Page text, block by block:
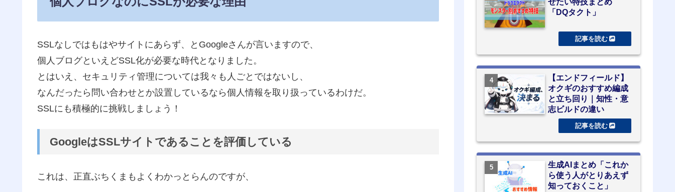
SSLなしではもはやサイトにあらず、とGoogleさんが言いますので、
個人ブログといえどSSL化が必要な時代となりました。
とはいえ、セキュリティ管理については我々も人ごとではないし、
なんだったら問い合わせとか設置しているなら個人情報を取り扱っているわけだ。
SSLにも積極的に挑戦しましょう！
GoogleはSSLサイトであることを評価している
これは、正直ぶちくまもよくわかっとらんのですが、
「DQタクト」
【エンドフィールド】
オクギのおすすめ編成
と立ち回り｜知性・意
志ビルドの違い
生成AIまとめ「これか
ら使う人がとりあえず
知っておくこと」